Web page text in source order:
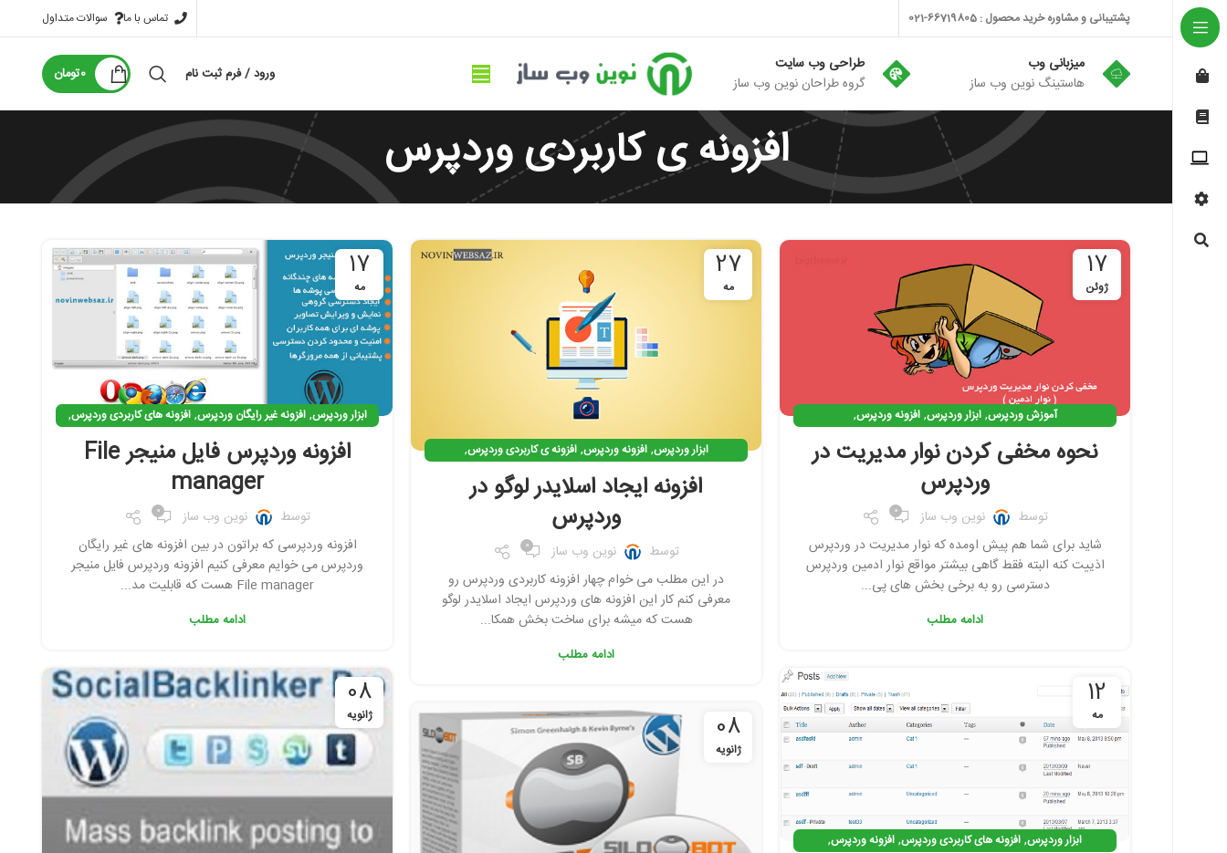
پشتیبانی و مشاوره خرید محصول : 66719805-021 تماس با ما سوالات متداول
میزبانی وب
هاستینگ نوین وب ساز
طراحی وب سایت
گروه طراحان نوین وب ساز
ورود / فرم ثبت نام 0تومان
افزونه ی کاربردی وردپرس
17
ژوئن
آموزش وردپرس,ابزار وردپرس,افزونه وردپرس,
افزونه ی کاربردی وردپرس,
نحوه مخفی کردن نوار مدیریت در
وردپرس
توسط نوین وب ساز 0
شاید برای شما هم پیش اومده که نوار مدیریت در وردپرس
اذییت کنه البته فقط گاهی بیشتر مواقع نوار ادمین وردپرس
دسترسی رو به برخی بخش های پی...
ادامه مطلب
27
مه
ابزار وردپرس,افزونه وردپرس,افزونه ی کاربردی وردپرس,
افزونه ی وردپرس رایگان
افزونه ایجاد اسلایدر لوگو در
وردپرس
توسط نوین وب ساز 0
در این مطلب می خوام چهار افزونه کاربردی وردپرس رو
معرفی کنم کار این افزونه های وردپرس ایجاد اسلایدر لوگو
هست که میشه برای ساخت بخش همکا...
ادامه مطلب
17
مه
ابزار وردپرس,افزونه غیر رایگان وردپرس,افزونه های کاربردی وردپرس,
افزونه ی کاربردی وردپرس
افزونه وردپرس فایل منیجر File
manager
توسط نوین وب ساز 0
افزونه وردپرسی که براتون در بین افزونه های غیر رایگان
وردپرس می خوایم معرفی کنیم افزونه وردپرس فایل منیجر
File manager هست که قابلیت مد...
ادامه مطلب
12
مه
ابزار وردپرس, افزونه های کاربردی وردپرس, افزونه وردپرس,
08
ژانویه 08
ژانویه